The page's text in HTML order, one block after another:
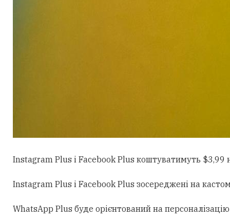
Instagram Plus і Facebook Plus коштуватимуть $3,99
Instagram Plus і Facebook Plus зосереджені на
WhatsApp Plus буде орієнтований на